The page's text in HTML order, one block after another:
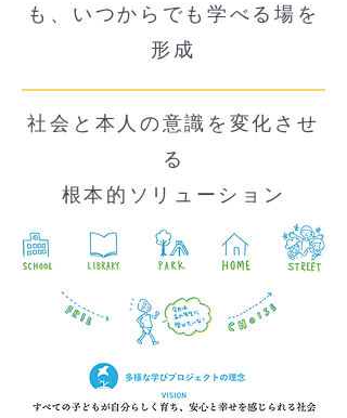
も、いつからでも学べる場を
形成
社会と本人の意識を変化させ
る
​根本的ソリューション